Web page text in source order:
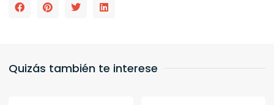
Quizás también te interese